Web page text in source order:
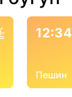
12:34
Пешин